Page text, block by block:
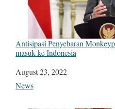
Antisipasi Penyebaran
masuk ke Indonesia
Date
August 23, 2022
In relation to
News